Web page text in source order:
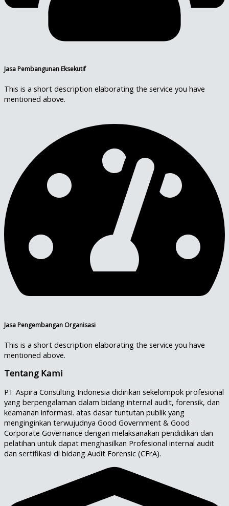
Jasa Pembangunan Eksekutif
This is a short description elaborating the service you have
mentioned above.​
Jasa Pengembangan Organisasi
This is a short description elaborating the service you have
mentioned above.​
Tentang Kami
PT Aspira Consulting Indonesia didirikan sekelompok profesional
yang berpengalaman dalam bidang internal audit, forensik, dan
keamanan informasi. atas dasar tuntutan publik yang
menginginkan terwujudnya Good Government & Good
Corporate Governance dengan melaksanakan pendidikan dan
pelatihan untuk dapat menghasilkan Profesional internal audit
dan sertifikasi di bidang Audit Forensic (CFrA).